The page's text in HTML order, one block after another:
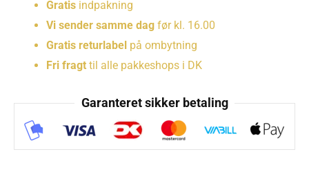
Gratis indpakning
Vi sender samme dag før kl. 16.00
Gratis returlabel på ombytning
Fri fragt til alle pakkeshops i DK
Garanteret sikker betaling